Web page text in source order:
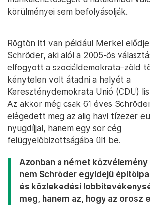
körülményei sem befolyásolják.
Rögtön itt van például Merkel
Schröder, aki alól a 2005-ös
elfogyott a szociáldemokrata–zöld
kénytelen volt átadni a helyét a
Kereszténydemokrata Unió (CDU)
Az akkor még csak 61 éves
elégedett meg az alig havi tízezer
nyugdíjjal, hanem egy sor cég
felügyelőbizottságába ült be.
Azonban a német
nem Schröder egyidejű
és közlekedési
meg, hanem az, hogy az orosz